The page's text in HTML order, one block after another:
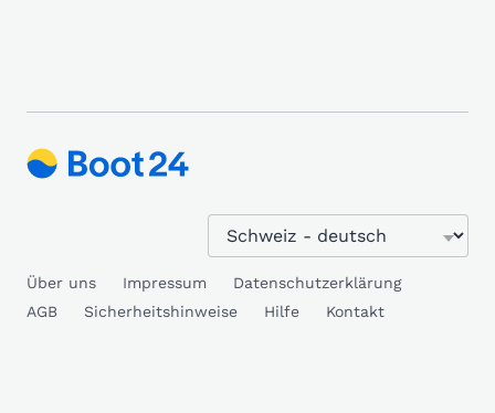
Über uns Impressum
Datenschutzerklärung
AGB
Sicherheitshinweise Hilfe Kontakt